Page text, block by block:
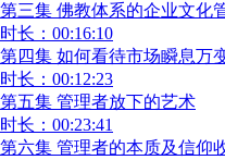
第三集 佛教体系的企业文化
时长：00:16:10
第四集 如何看待市场瞬息万
时长：00:12:23
第五集 管理者放下的艺术
时长：00:23:41
第六集 管理者的本质及信仰